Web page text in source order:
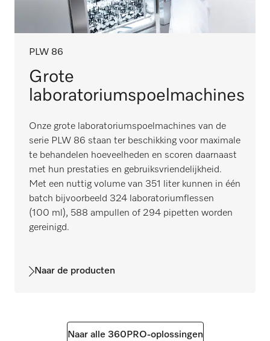
PLW 86
Grote
laboratoriumspoelmachines
Onze grote laboratoriumspoelmachines van de
serie PLW 86 staan ter beschikking voor maximale
te behandelen hoeveelheden en scoren daarnaast
met hun prestaties en gebruiksvriendelijkheid.
Met een nuttig volume van 351 liter kunnen in één
batch bijvoorbeeld 324 laboratoriumflessen
(100 ml), 588 ampullen of 294 pipetten worden
gereinigd.
Naar de producten
Naar alle 360PRO-oplossingen